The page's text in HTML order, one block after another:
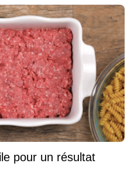
pour un résultat